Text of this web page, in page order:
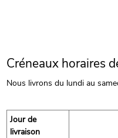
Créneaux horaires
Nous livrons du lundi au
Jour de
livraison